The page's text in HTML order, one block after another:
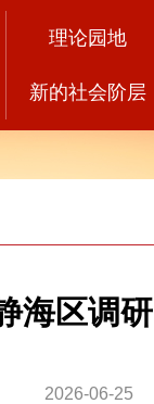
理论园地
新的社会阶层
海区调研
台 2026-06-25